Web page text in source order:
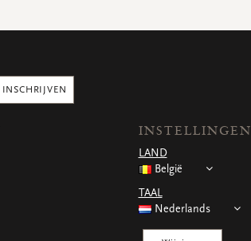
INSCHRIJVEN
INSTELLINGEN
LAND
België
TAAL
Nederlands